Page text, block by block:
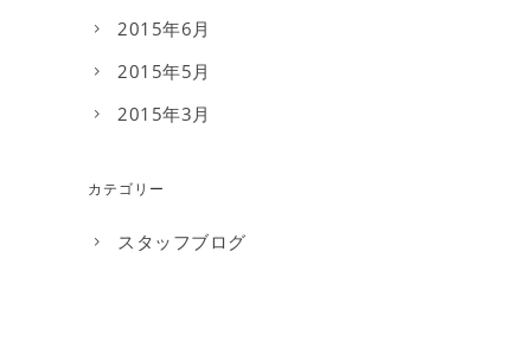
2015年6月
2015年5月
2015年3月
カテゴリー
スタッフブログ